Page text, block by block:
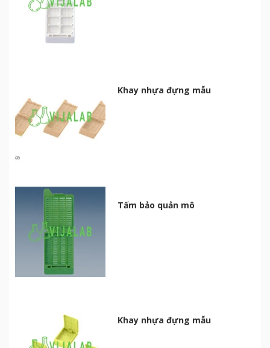
Khay nhựa đựng mẫu
Tấm bảo quản mô
Khay nhựa đựng mẫu